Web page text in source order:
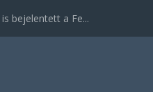
bejelentett a Fe...